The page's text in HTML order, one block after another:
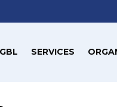
SERVICES